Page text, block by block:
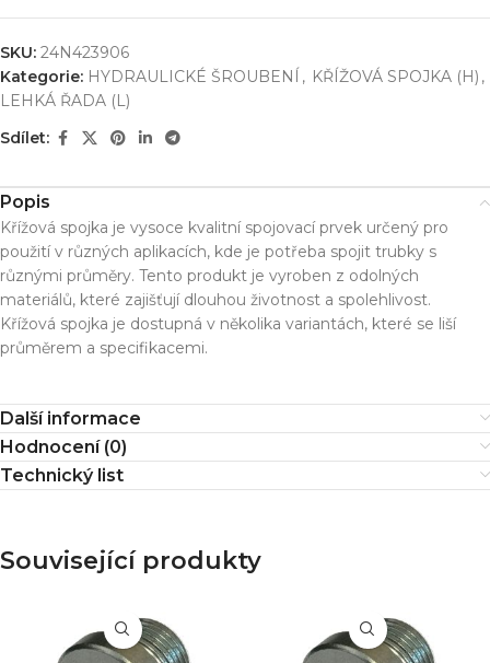
SKU: 24N423906
Kategorie: HYDRAULICKÉ ŠROUBENÍ , KŘÍŽOVÁ SPOJKA (H) ,
LEHKÁ ŘADA (L)
Sdílet:
Popis
Křížová spojka je vysoce kvalitní spojovací prvek určený pro
použití v různých aplikacích, kde je potřeba spojit trubky s
různými průměry. Tento produkt je vyroben z odolných
materiálů, které zajišťují dlouhou životnost a spolehlivost.
Křížová spojka je dostupná v několika variantách, které se liší
průměrem a specifikacemi.
Další informace
Hodnocení (0)
Technický list
Související produkty